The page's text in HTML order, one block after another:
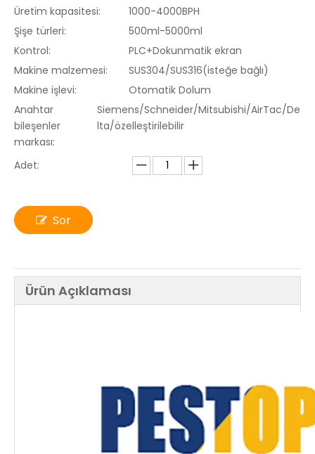
Üretim kapasitesi:
1000-4000BPH
Şişe türleri:
500ml-5000ml
Kontrol:
PLC+Dokunmatik ekran
Makine malzemesi:
SUS304/SUS316(isteğe bağlı)
Makine işlevi:
Otomatik Dolum
Anahtar
bileşenler
markası:
Siemens/Schneider/Mitsubishi/AirTac/De
lta/özelleştirilebilir
Adet:
Sor
Ürün Açıklaması